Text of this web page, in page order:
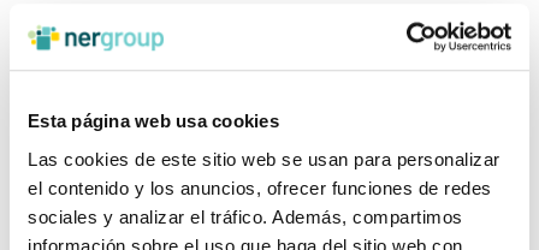
Esta página web usa cookies
Las cookies de este sitio web se usan para personalizar
el contenido y los anuncios, ofrecer funciones de redes
sociales y analizar el tráfico. Además, compartimos
información sobre el uso que haga del sitio web con
pudieran disfrutar y aprender de una de las partes más vistosas
del trabajo que se realiza en la planta de Igorre.
Emotividad
El resultado fue una jornada cargada de emotividad y
simbolismo que permitió exhibir la labor de Walter Pack en la